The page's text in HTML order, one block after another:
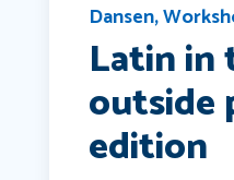
Dansen,
Latin in
outside
edition